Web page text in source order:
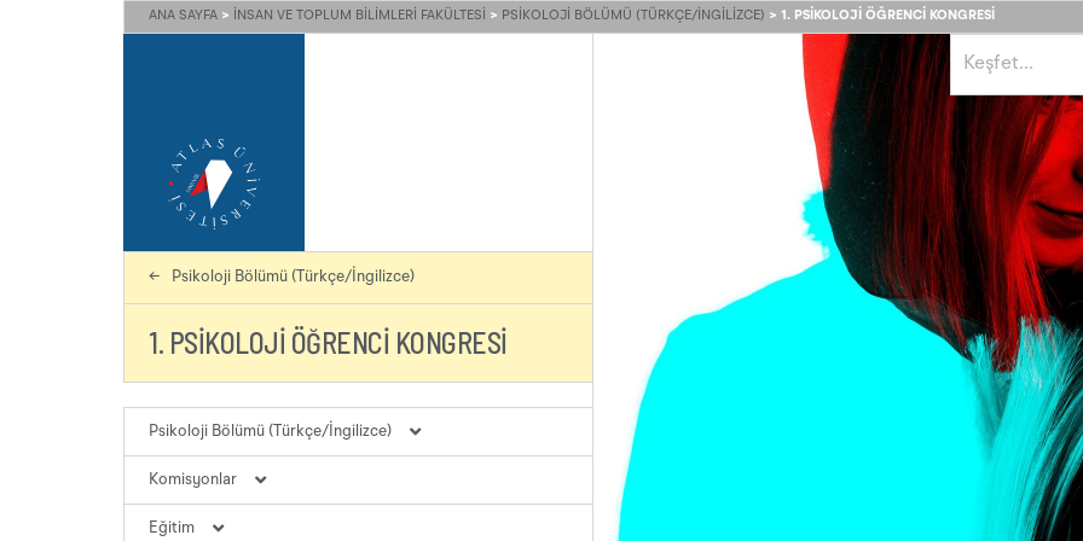
ANA SAYFA > İNSAN VE TOPLUM BILIMLERI FAKÜLTESI > PSIKOLOJI BÖLÜMÜ (TÜRKÇE/İNGILIZCE) > 1. PSIKOLOJI ÖĞRENCI KONGRESI
← Psikoloji Bölümü (Türkçe/İngilizce)
1. PSIKOLOJI ÖĞRENCI KONGRESI
Psikoloji Bölümü (Türkçe/İngilizce)
Hakkında
Yönetim
Komisyonlar
Akreditasyon Komisyonu
Eğitim